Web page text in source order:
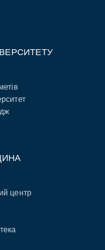
центр